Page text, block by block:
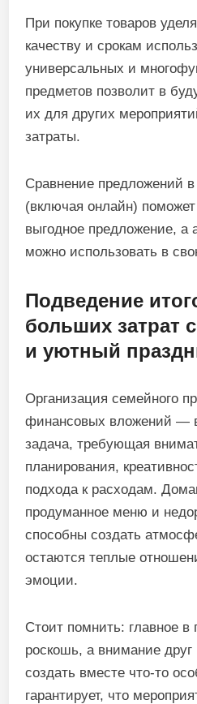
При покупке товаров
качеству и срокам
универсальных и
предметов позволит в
их для других
затраты.
Сравнение предложений
(включая онлайн)
выгодное предложение, а
можно использовать в
Подведение
больших затрат
и уютный
Организация семейного
финансовых вложений —
задача, требующая
планирования,
подхода к расходам.
продуманное меню и
способны создать
остаются теплые
эмоции.
Стоит помнить: главное
роскошь, а внимание друг
создать вместе что-то
гарантирует, что